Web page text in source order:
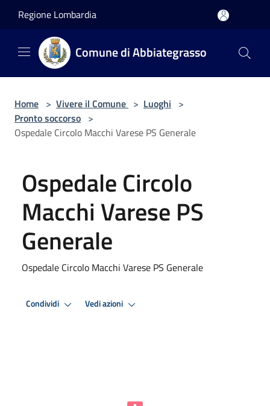
Regione Lombardia
Comune di Abbiategrasso
Home > Vivere il Comune > Luoghi >
Pronto soccorso >
Ospedale Circolo Macchi Varese PS Generale
Ospedale Circolo
Macchi Varese PS
Generale
Ospedale Circolo Macchi Varese PS Generale
Condividi Vedi azioni